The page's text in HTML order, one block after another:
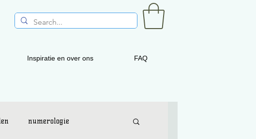
Inspiratie en over ons FAQ
numerologie